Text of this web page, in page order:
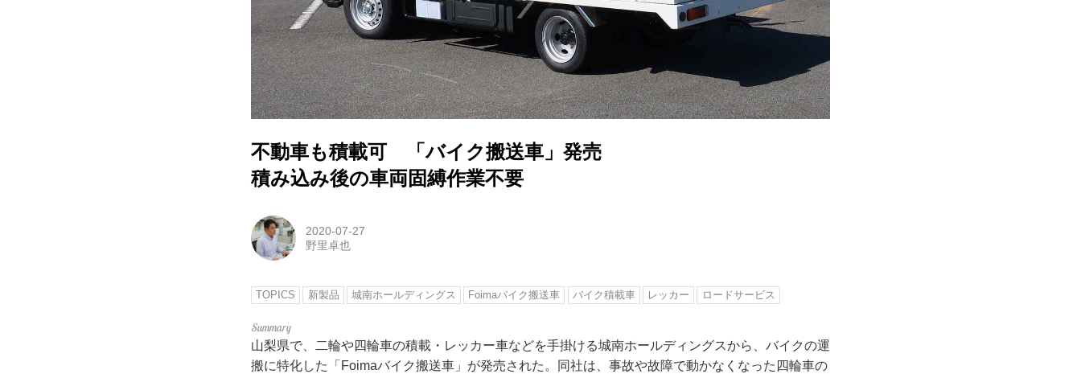
不動車も積載可 「バイク搬送車」発売
積み込み後の車両固縛作業不要
2020-07-27
野里卓也
TOPICS 新製品 城南ホールディングス Foimaバイク搬送車 バイク積載車 レッカー ロードサービス
山梨県で、二輪や四輪車の積載・レッカー車などを手掛ける城南ホールディングスから、バイクの運
搬に特化した「Foimaバイク搬送車」が発売された。同社は、事故や故障で動かなくなった四輪車の